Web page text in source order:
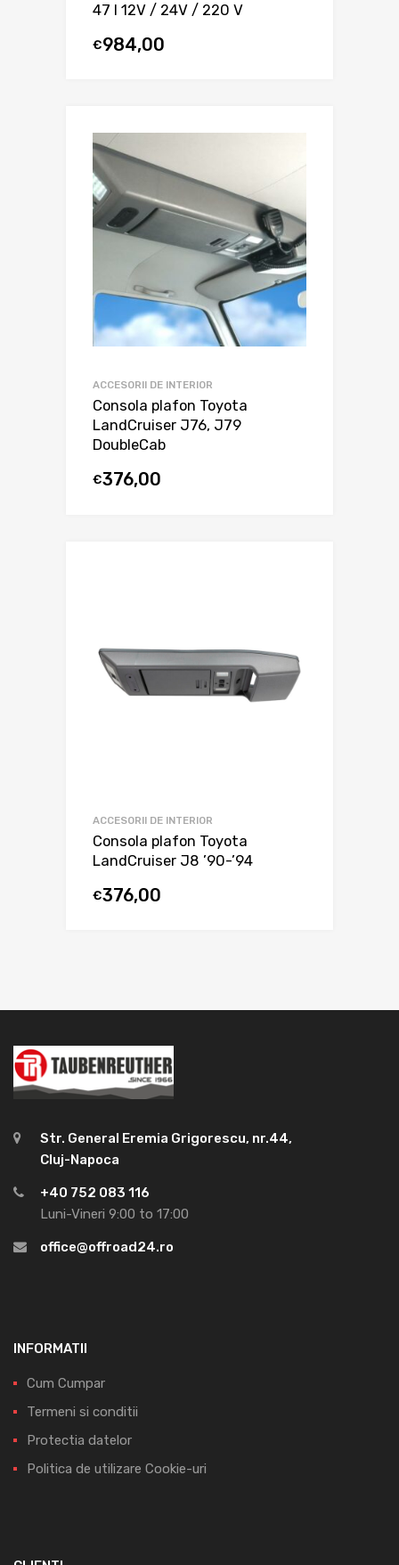
47 l 12V / 24V / 220 V
€984,00
ACCESORII DE INTERIOR
Consola plafon Toyota
LandCruiser J76, J79
DoubleCab
€376,00
ACCESORII DE INTERIOR
Consola plafon Toyota
LandCruiser J8 ’90-’94
€376,00
Str. General Eremia Grigorescu, nr.44,
Cluj-Napoca
+40 752 083 116
Luni-Vineri 9:00 to 17:00
office@offroad24.ro
INFORMATII
Cum Cumpar
Termeni si conditii
Protectia datelor
Politica de utilizare Cookie-uri